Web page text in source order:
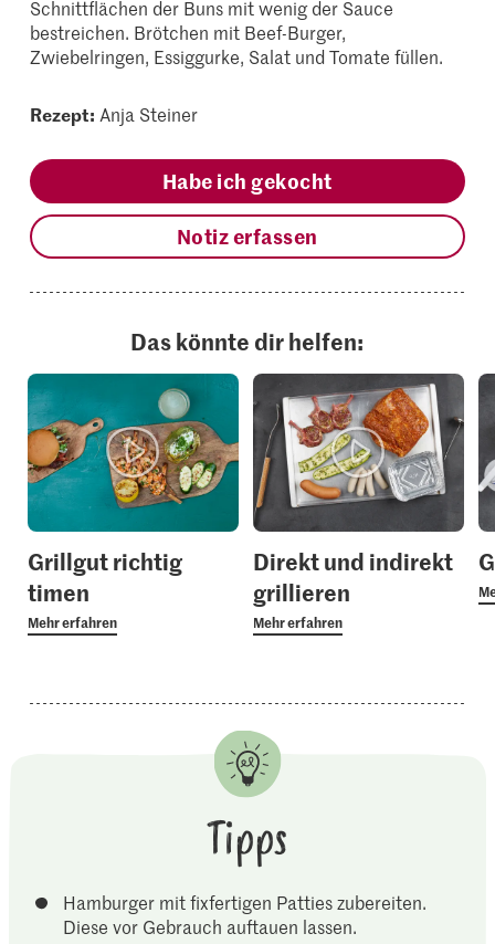
Schnittflächen der Buns mit wenig der Sauce
bestreichen. Brötchen mit Beef-Burger,
Zwiebelringen, Essiggurke, Salat und Tomate füllen.
Rezept: Anja Steiner
Habe ich gekocht
Notiz erfassen
Das könnte dir helfen:
Grillgut richtig
timen
Mehr erfahren
Direkt und indirekt
grillieren
Mehr erfahren
Tipps
Hamburger mit fixfertigen Patties zubereiten.
Diese vor Gebrauch auftauen lassen.